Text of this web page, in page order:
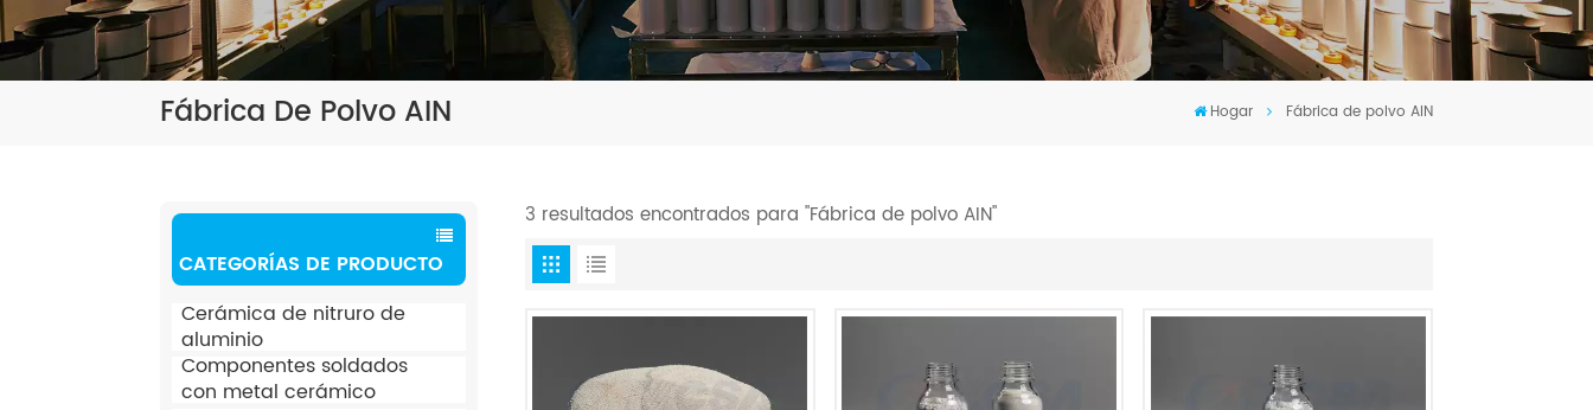
한국의
Türkçe
Fábrica De Polvo AIN Hogar Fábrica de polvo AIN
CATEGORÍAS DE PRODUCTO
Cerámica de nitruro de
aluminio
Componentes soldados
con metal cerámico
3 resultados encontrados para "Fábrica de polvo AIN"